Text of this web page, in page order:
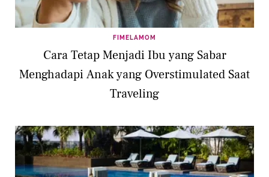
FIMELAMOM
Cara Tetap Menjadi Ibu yang Sabar
Menghadapi Anak yang Overstimulated Saat
Traveling